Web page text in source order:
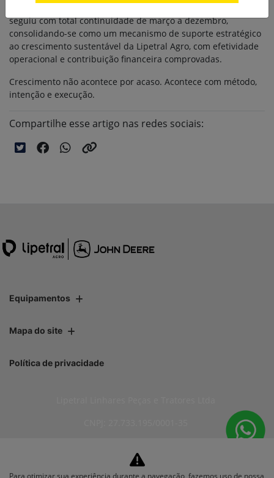
seguiu com total continuidade de março a dezembro,
consolidando-se como um mecanismo de suporte estratégico
ao crescimento sustentável da Lipetral Agro, com efetividade
operacional e contribuição financeira comprovadas.
Crescimento não acontece por acaso. Acontece com método,
intenção e execução.
Compartilhe esse artigo nas redes sociais:
Equipamentos
Mapa do site
Política de privacidade
Para otimizar sua experiência durante a navegação, fazemos uso de nossa